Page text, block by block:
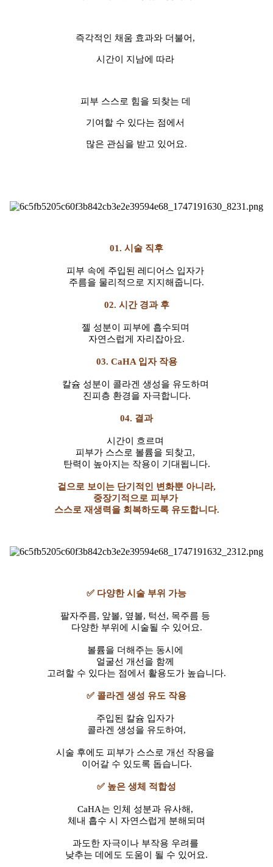
즉각적인 채움 효과와 더불어,
시간이 지남에 따라
피부 스스로 힘을 되찾는 데
기여할 수 있다는 점에서
많은 관심을 받고 있어요.
01. 시술 직후
피부 속에 주입된 레디어스 입자가
주름을 물리적으로 지지해줍니다.
02. 시간 경과 후
젤 성분이 피부에 흡수되며
자연스럽게 자리잡아요.
03. CaHA 입자 작용
칼슘 성분이 콜라겐 생성을 유도하며
진피층 환경을 자극합니다.
04. 결과
시간이 흐르며
피부가 스스로 볼륨을 되찾고,
탄력이 높아지는 작용이 기대됩니다.
겉으로 보이는 단기적인 변화뿐 아니라,
중장기적으로 피부가
스스로 재생력을 회복하도록 유도합니다.
✅ 다양한 시술 부위 가능
팔자주름, 앞볼, 옆볼, 턱선, 목주름 등
다양한 부위에 시술될 수 있어요.
볼륨을 더해주는 동시에
얼굴선 개선을 함께
고려할 수 있다는 점에서 활용도가 높습니다.
✅ 콜라겐 생성 유도 작용
주입된 칼슘 입자가
콜라겐 생성을 유도하여,
시술 후에도 피부가 스스로 개선 작용을
이어갈 수 있도록 돕습니다.
✅ 높은 생체 적합성
CaHA는 인체 성분과 유사해,
체내 흡수 시 자연스럽게 분해되며
과도한 자극이나 부작용 우려를
낮추는 데에도 도움이 될 수 있어요.